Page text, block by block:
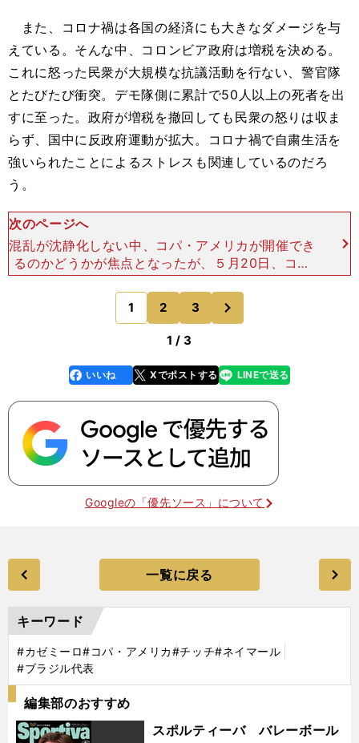
また、コロナ禍は各国の経済にも大きなダメージを与
えている。そんな中、コロンビア政府は増税を決める。
これに怒った民衆が大規模な抗議活動を行ない、警官隊
とたびたび衝突。デモ隊側に累計で50人以上の死者を出
すに至った。政府が増税を撤回しても民衆の怒りは収ま
らず、国中に反政府運動が拡大。コロナ禍で自粛生活を
強いられたことによるストレスも関連しているのだろ
う。
次のページへ
混乱が沈静化しない中、コパ・アメリカが開催でき
るのかどうかが焦点となったが、５月20日、コロ
ンビア政府はコロナの蔓延を表向きの理由としてC
ONMEBOL（南米サッカー連盟）に11月への延期を
要請。しか
1 2 3
1 / 3
faceboo
k
いいね Xでポストする
line LINEで送る
Googleの「優先ソース」について
一覧に戻る
キーワード
#カゼミーロ#コパ・アメリカ#チッチ#ネイマール
#ブラジル代表
編集部のおすすめ
スポルティーバ バレーボール